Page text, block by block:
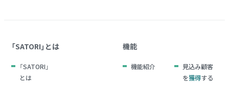
「SATORI」とは
「SATORI」
とは
機能
機能紹介
見込み顧客
を獲得する